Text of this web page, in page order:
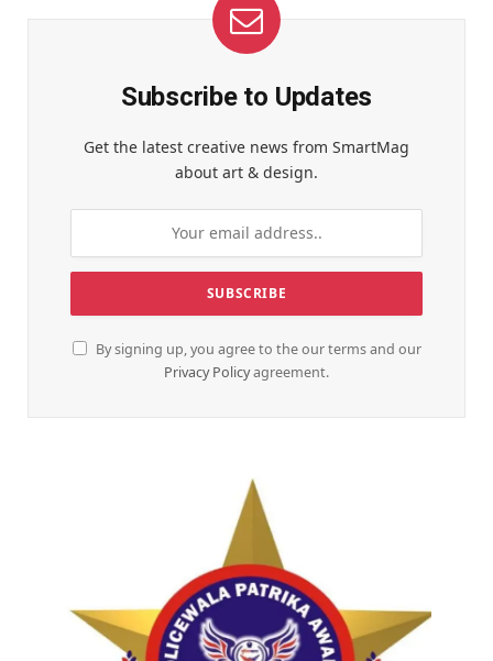
Subscribe to Updates
Get the latest creative news from SmartMag
about art & design.
By signing up, you agree to the our terms and our
Privacy Policyagreement.